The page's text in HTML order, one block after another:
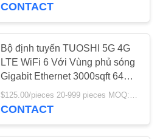
CONTACT
Bộ định tuyến TUOSHI 5G 4G
LTE WiFi 6 Với Vùng phủ sóng
Gigabit Ethernet 3000sqft 64
Thiết bị
$125.00/pieces 20-999 pieces MOQ:20 miếng
CONTACT